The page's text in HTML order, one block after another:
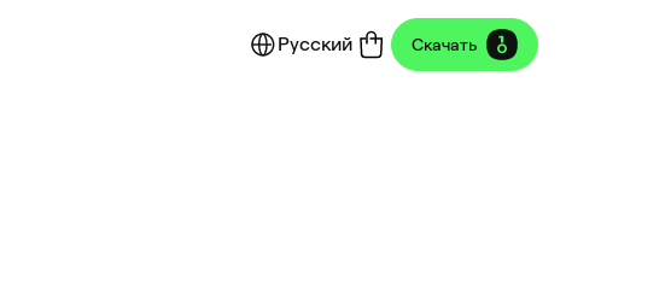
Русский Скачать